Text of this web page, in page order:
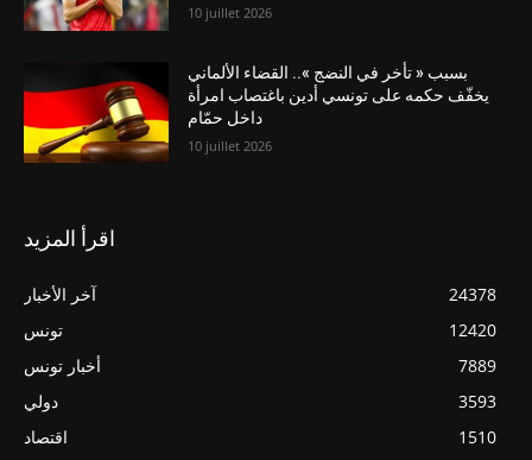
10 juillet 2026
بسبب « تأخر في النضج ».. القضاء الألماني
يخفّف حكمه على تونسي أدين باغتصاب امرأة
داخل حمّام
10 juillet 2026
اقرأ المزيد
آخر الأخبار
24378
تونس
12420
أخبار تونس
7889
دولي
3593
اقتصاد
1510